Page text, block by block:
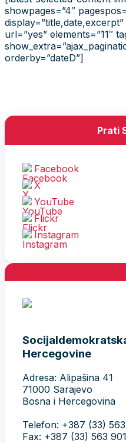
showpages=”4″
display=”title,date,excerpt”
url=”yes” elements=”11″
orderby=”dateD”]
Prati
Facebook
X
YouTube
Flickr
Instagram
Hercegovine
Adresa: Alipašina 41
71000 Sarajevo
Bosna i Hercegovina
Telefon: +387 (33)
Fax: +387 (33) 563 901